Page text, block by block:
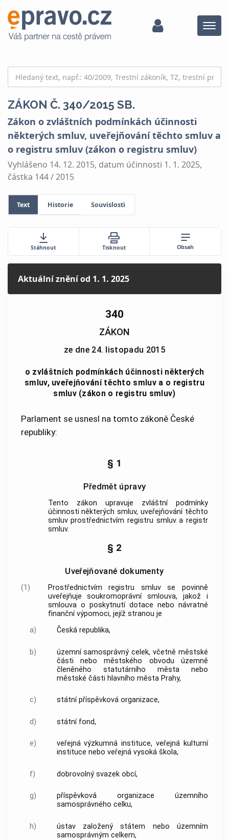
Menu
ZÁKON Č. 340/2015 SB.
Zákon o zvláštních podmínkách účinnosti
některých smluv, uveřejňování těchto smluv a
o registru smluv (zákon o registru smluv)
Vyhlášeno 14. 12. 2015, datum účinnosti 1. 1. 2025,
částka 144 / 2015
Text Historie Souvislosti
Stáhnout Tisknout Obsah
Aktuální zněníod 1. 1. 2025
340
ZÁKON
ze dne 24. listopadu 2015
o zvláštních podmínkách účinnosti některých
smluv, uveřejňování těchto smluv a o registru
smluv (zákon o registru smluv)
Parlament se usnesl na tomto zákoně České
republiky:
§ 1
Předmět úpravy
Tento zákon upravuje zvláštní podmínky
účinnosti některých smluv, uveřejňování těchto
smluv prostřednictvím registru smluv a registr
smluv.
§ 2
Uveřejňované dokumenty
(1)
Prostřednictvím registru smluv se povinně
uveřejňuje soukromoprávní smlouva, jakož i
smlouva o poskytnutí dotace nebo návratné
finanční výpomoci, jejíž stranou je
a)
Česká republika,
b)
územní samosprávný celek, včetně městské
části nebo městského obvodu územně
členěného statutárního města nebo
městské části hlavního města Prahy,
c) státní příspěvková organizace,
d) státní fond,
e)
veřejná výzkumná instituce, veřejná kulturní
instituce nebo veřejná vysoká škola,
f) dobrovolný svazek obcí,
g)
příspěvková organizace územního
samosprávného celku,
h)
ústav založený státem nebo územním
samosprávným celkem,